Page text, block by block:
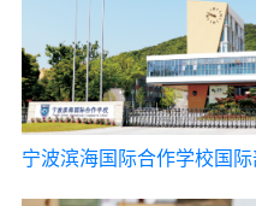
宁波滨海国际合作学校国际